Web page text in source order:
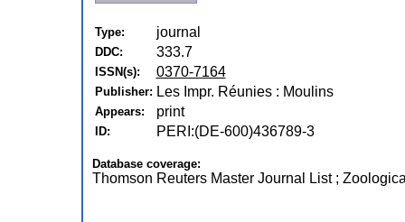
Type: journal
DDC: 333.7
ISSN(s): 0370-7164
Publisher: Les Impr. Réunies : Moulins
Appears: print
ID: PERI:(DE-600)436789-3
Database coverage:
Thomson Reuters Master Journal List ;